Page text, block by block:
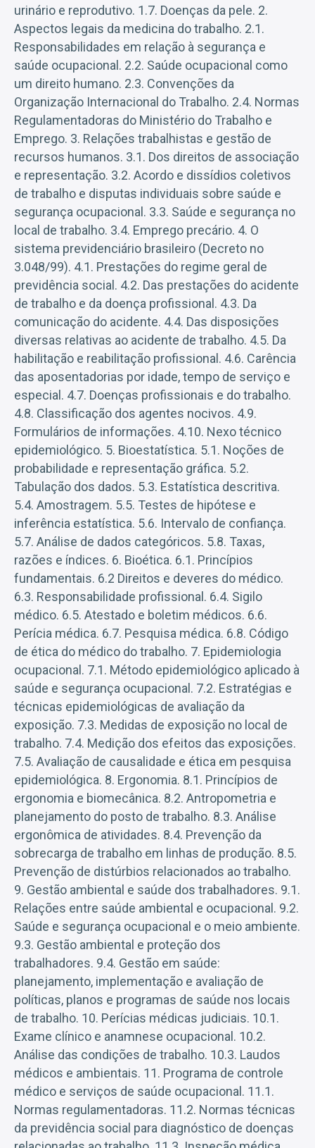
urinário e reprodutivo. 1.7. Doenças da pele. 2.
Aspectos legais da medicina do trabalho. 2.1.
Responsabilidades em relação à segurança e
saúde ocupacional. 2.2. Saúde ocupacional como
um direito humano. 2.3. Convenções da
Organização Internacional do Trabalho. 2.4. Normas
Regulamentadoras do Ministério do Trabalho e
Emprego. 3. Relações trabalhistas e gestão de
recursos humanos. 3.1. Dos direitos de associação
e representação. 3.2. Acordo e dissídios coletivos
de trabalho e disputas individuais sobre saúde e
segurança ocupacional. 3.3. Saúde e segurança no
local de trabalho. 3.4. Emprego precário. 4. O
sistema previdenciário brasileiro (Decreto no
3.048/99). 4.1. Prestações do regime geral de
previdência social. 4.2. Das prestações do acidente
de trabalho e da doença profissional. 4.3. Da
comunicação do acidente. 4.4. Das disposições
diversas relativas ao acidente de trabalho. 4.5. Da
habilitação e reabilitação profissional. 4.6. Carência
das aposentadorias por idade, tempo de serviço e
especial. 4.7. Doenças profissionais e do trabalho.
4.8. Classificação dos agentes nocivos. 4.9.
Formulários de informações. 4.10. Nexo técnico
epidemiológico. 5. Bioestatística. 5.1. Noções de
probabilidade e representação gráfica. 5.2.
Tabulação dos dados. 5.3. Estatística descritiva.
5.4. Amostragem. 5.5. Testes de hipótese e
inferência estatística. 5.6. Intervalo de confiança.
5.7. Análise de dados categóricos. 5.8. Taxas,
razões e índices. 6. Bioética. 6.1. Princípios
fundamentais. 6.2 Direitos e deveres do médico.
6.3. Responsabilidade profissional. 6.4. Sigilo
médico. 6.5. Atestado e boletim médicos. 6.6.
Perícia médica. 6.7. Pesquisa médica. 6.8. Código
de ética do médico do trabalho. 7. Epidemiologia
ocupacional. 7.1. Método epidemiológico aplicado à
saúde e segurança ocupacional. 7.2. Estratégias e
técnicas epidemiológicas de avaliação da
exposição. 7.3. Medidas de exposição no local de
trabalho. 7.4. Medição dos efeitos das exposições.
7.5. Avaliação de causalidade e ética em pesquisa
epidemiológica. 8. Ergonomia. 8.1. Princípios de
ergonomia e biomecânica. 8.2. Antropometria e
planejamento do posto de trabalho. 8.3. Análise
ergonômica de atividades. 8.4. Prevenção da
sobrecarga de trabalho em linhas de produção. 8.5.
Prevenção de distúrbios relacionados ao trabalho.
9. Gestão ambiental e saúde dos trabalhadores. 9.1.
Relações entre saúde ambiental e ocupacional. 9.2.
Saúde e segurança ocupacional e o meio ambiente.
9.3. Gestão ambiental e proteção dos
trabalhadores. 9.4. Gestão em saúde:
planejamento, implementação e avaliação de
políticas, planos e programas de saúde nos locais
de trabalho. 10. Perícias médicas judiciais. 10.1.
Exame clínico e anamnese ocupacional. 10.2.
Análise das condições de trabalho. 10.3. Laudos
médicos e ambientais. 11. Programa de controle
médico e serviços de saúde ocupacional. 11.1.
Normas regulamentadoras. 11.2. Normas técnicas
da previdência social para diagnóstico de doenças